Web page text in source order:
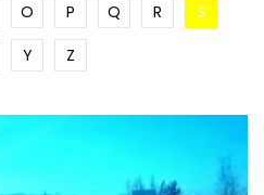
O P Q R
S
Y Z